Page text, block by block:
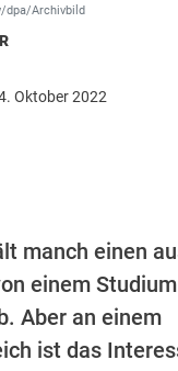
dpa/Archivbild
Oktober 2022
manch einen
einem
Aber an einem
ist das